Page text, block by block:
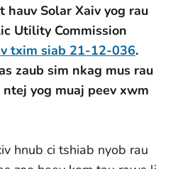
Solar Xaiv yog rau
Utility Commission
txim siab 21-12-036.
zaub sim nkag mus rau
yog muaj peev xwm
hnub ci tshiab nyob rau